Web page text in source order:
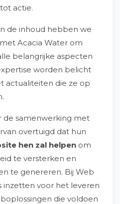
actie.
de inhoud hebben we
Acacia Water om
belangrijke aspecten
worden belicht
actualiteiten die ze op
de samenwerking met
overtuigd dat hun
hen zal helpen om
te versterken en
te genereren. Bij Web
inzetten voor het leveren
die voldoen